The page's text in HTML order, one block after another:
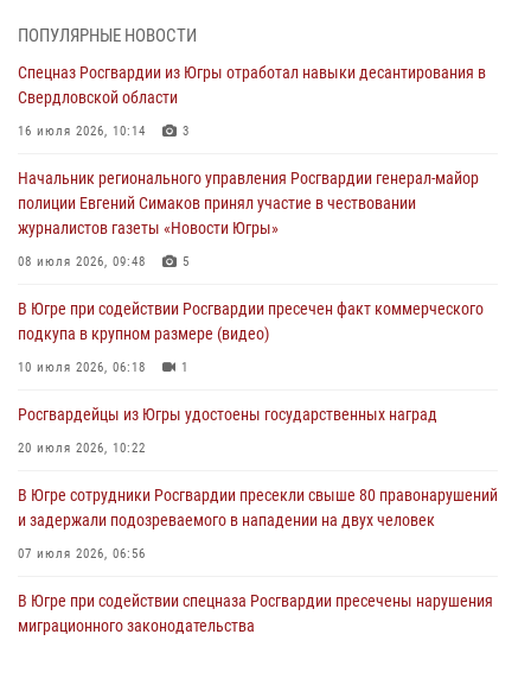
В Югре ОМОН Росгвардии оказал содействие ГИБДД в выявлении
05 августа 2026, 11:14
В Югре сотрудники вневедомственной охраны Росгвардии пресекли
05 августа 2026, 05:56
Генерал-полковник Юрий Аверин выступил на Всероссийском
молодёжном образовательном форуме «Территория смыслов»
Ключевые события Росгвардии: итоги недели с 27 июля по 2
августа (видео)
ПОПУЛЯРНЫЕ НОВОСТИ
Спецназ Росгвардии из Югры отработал навыки десантирования в
Свердловской области
16 июля 2026, 10:14 3
Начальник регионального управления Росгвардии генерал-майор
полиции Евгений Симаков принял участие в чествовании
журналистов газеты «Новости Югры»
08 июля 2026, 09:48 5
В Югре при содействии Росгвардии пресечен факт коммерческого
подкупа в крупном размере (видео)
10 июля 2026, 06:18 1
Росгвардейцы из Югры удостоены государственных наград
20 июля 2026, 10:22
В Югре сотрудники Росгвардии пресекли свыше 80 правонарушений
и задержали подозреваемого в нападении на двух человек
07 июля 2026, 06:56
В Югре при содействии спецназа Росгвардии пресечены нарушения
миграционного законодательства